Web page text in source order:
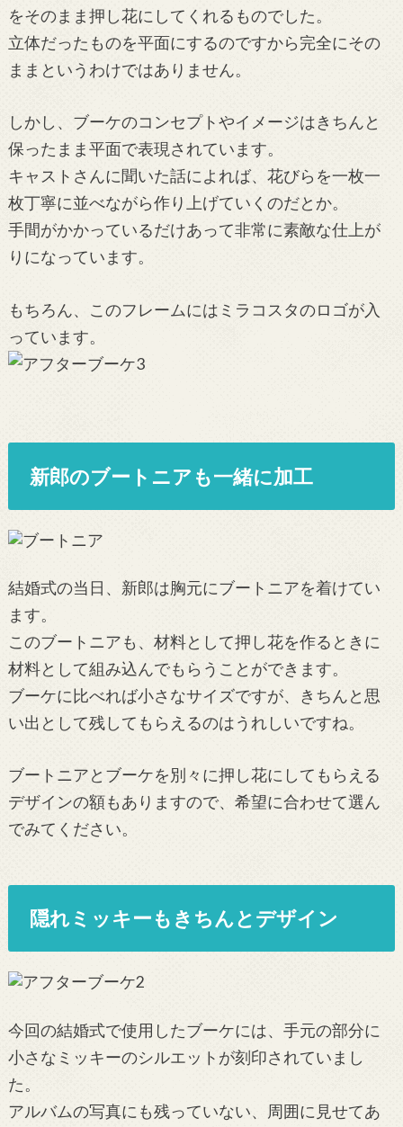
をそのまま押し花にしてくれるものでした。
立体だったものを平面にするのですから完全にその
ままというわけではありません。
しかし、ブーケのコンセプトやイメージはきちんと
保ったまま平面で表現されています。
キャストさんに聞いた話によれば、花びらを一枚一
枚丁寧に並べながら作り上げていくのだとか。
手間がかかっているだけあって非常に素敵な仕上が
りになっています。
もちろん、このフレームにはミラコスタのロゴが入
っています。
新郎のブートニアも一緒に加工
結婚式の当日、新郎は胸元にブートニアを着けてい
ます。
このブートニアも、材料として押し花を作るときに
材料として組み込んでもらうことができます。
ブーケに比べれば小さなサイズですが、きちんと思
い出として残してもらえるのはうれしいですね。
ブートニアとブーケを別々に押し花にしてもらえる
デザインの額もありますので、希望に合わせて選ん
でみてください。
隠れミッキーもきちんとデザイン
今回の結婚式で使用したブーケには、手元の部分に
小さなミッキーのシルエットが刻印されていまし
た。
アルバムの写真にも残っていない、周囲に見せてあ